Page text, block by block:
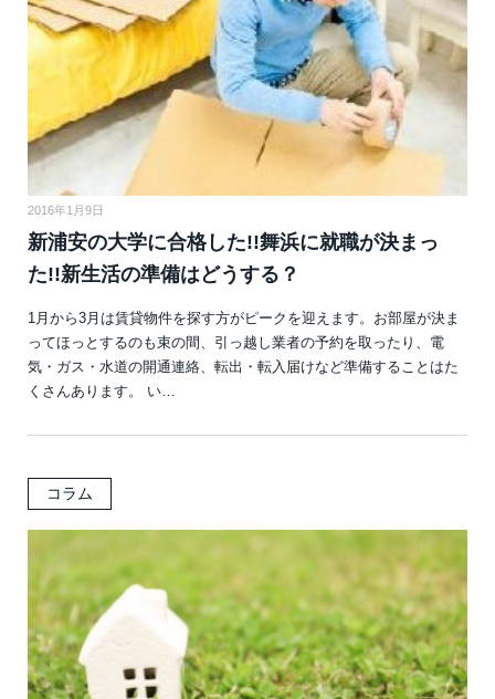
2016年1月9日
新浦安の大学に合格した!!舞浜に就職が決まっ
た!!新生活の準備はどうする？
1月から3月は賃貸物件を探す方がピークを迎えます。お部屋が決ま
ってほっとするのも束の間、引っ越し業者の予約を取ったり、電
気・ガス・水道の開通連絡、転出・転入届けなど準備することはた
くさんあります。 い…
コラム